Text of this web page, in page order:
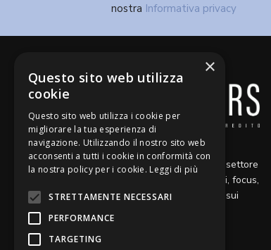
nostra Informativa privacy
Diamo voce a riflessioni,
aggiornamenti e opinioni sul settore
del credito, ospitando articoli, focus,
approfondimenti e interviste sui
×
Questo sito web utilizza
cookie
Questo sito web utilizza i cookie per
migliorare la tua esperienza di
navigazione. Utilizzando il nostro sito web
acconsenti a tutti i cookie in conformità con
la nostra policy per i cookie. Leggi di più
STRETTAMENTE NECESSARI
PERFORMANCE
TARGETING